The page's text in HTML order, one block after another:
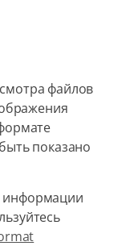
файлов
показано
информации